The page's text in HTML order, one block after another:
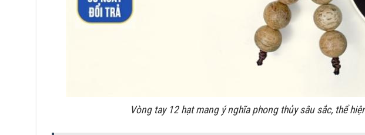
Vòng tay 12 hạt mang ý nghĩa phong thủy sâu sắc, thể